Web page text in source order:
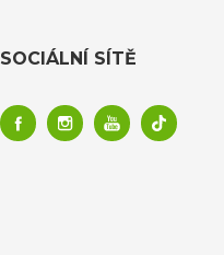
SOCIÁLNÍ SÍTĚ